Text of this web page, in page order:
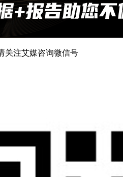
关注艾媒咨询微信号